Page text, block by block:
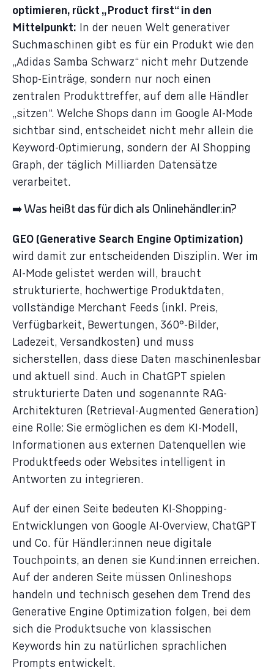
optimieren, rückt „Product first“ in den
Mittelpunkt: In der neuen Welt generativer
Suchmaschinen gibt es für ein Produkt wie den
„Adidas Samba Schwarz“ nicht mehr Dutzende
Shop-Einträge, sondern nur noch einen
zentralen Produkttreffer, auf dem alle Händler
„sitzen“. Welche Shops dann im Google AI-Mode
sichtbar sind, entscheidet nicht mehr allein die
Keyword-Optimierung, sondern der AI Shopping
Graph, der täglich Milliarden Datensätze
verarbeitet.
➡️ Was heißt das für dich als Onlinehändler:in?
GEO (Generative Search Engine Optimization)
wird damit zur entscheidenden Disziplin. Wer im
AI-Mode gelistet werden will, braucht
strukturierte, hochwertige Produktdaten,
vollständige Merchant Feeds (inkl. Preis,
Verfügbarkeit, Bewertungen, 360°-Bilder,
Ladezeit, Versandkosten) und muss
sicherstellen, dass diese Daten maschinenlesbar
und aktuell sind. Auch in ChatGPT spielen
strukturierte Daten und sogenannte RAG-
Architekturen (Retrieval-Augmented Generation)
eine Rolle: Sie ermöglichen es dem KI-Modell,
Informationen aus externen Datenquellen wie
Produktfeeds oder Websites intelligent in
Antworten zu integrieren.
Auf der einen Seite bedeuten KI-Shopping-
Entwicklungen von Google AI-Overview, ChatGPT
und Co. für Händler:innen neue digitale
Touchpoints, an denen sie Kund:innen erreichen.
Auf der anderen Seite müssen Onlineshops
handeln und technisch gesehen dem Trend des
Generative Engine Optimization folgen, bei dem
sich die Produktsuche von klassischen
Keywords hin zu natürlichen sprachlichen
Prompts entwickelt.